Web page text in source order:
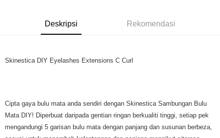
Pilihan Penghantaran
Rumah penghantaran
Deskripsi Rekomendasi
Skinestica DIY Eyelashes Extensions C Curl
Cipta gaya bulu mata anda sendiri dengan Skinestica Sambungan Bulu
Mata DIY! Diperbuat daripada gentian ringan berkualiti tinggi, setiap pek
mengandungi 5 garisan bulu mata dengan panjang dan susunan berbeza,